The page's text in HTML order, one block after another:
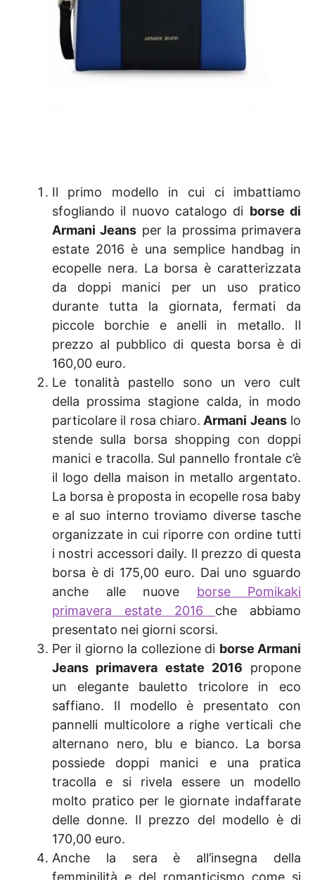
Il primo modello in cui ci imbattiamo
sfogliando il nuovo catalogo di borse di
Armani Jeans per la prossima primavera
estate 2016 è una semplice handbag in
ecopelle nera. La borsa è caratterizzata
da doppi manici per un uso pratico
durante tutta la giornata, fermati da
piccole borchie e anelli in metallo. Il
prezzo al pubblico di questa borsa è di
160,00 euro.
Le tonalità pastello sono un vero cult
della prossima stagione calda, in modo
particolare il rosa chiaro. Armani Jeanslo
stende sulla borsa shopping con doppi
manici e tracolla. Sul pannello frontale c’è
il logo della maison in metallo argentato.
La borsa è proposta in ecopelle rosa baby
e al suo interno troviamo diverse tasche
organizzate in cui riporre con ordine tutti
i nostri accessori daily. Il prezzo di questa
borsa è di 175,00 euro. Dai uno sguardo
anche alle nuove borse Pomikaki
primavera estate 2016 che abbiamo
presentato nei giorni scorsi.
Per il giorno la collezione di borse Armani
Jeans primavera estate 2016 propone
un elegante bauletto tricolore in eco
saffiano. Il modello è presentato con
pannelli multicolore a righe verticali che
alternano nero, blu e bianco. La borsa
possiede doppi manici e una pratica
tracolla e si rivela essere un modello
molto pratico per le giornate indaffarate
delle donne. Il prezzo del modello è di
170,00 euro.
Anche la sera è all’insegna della
femminilità e del romanticismo come si